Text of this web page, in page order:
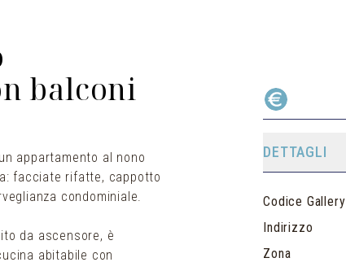
balconi
appartamento al nono
facciate rifatte, cappotto
condominiale.
da ascensore, è
abitabile con
DETTAGLI
Codice Gallery
Indirizzo
Zona